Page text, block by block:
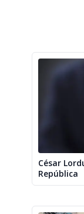
César
República